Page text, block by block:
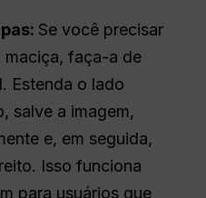
Se você precisar
maciça, faça-a de
Estenda o lado
salve a imagem,
e, em seguida,
Isso funciona
para usuários que